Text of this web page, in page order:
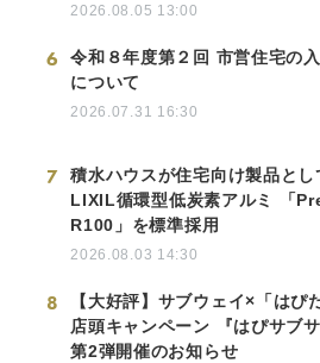
2026.08.05 13:00
6
令和８年度第２回 市営住宅の
について
2026.07.31 16:30
7
積水ハウスが住宅向け製品とし
LIXIL循環型低炭素アルミ 「
R100」を標準採用
2026.08.03 14:30
8
【大好評】サブウェイ×「はぴ
店頭キャンペーン 『はぴサブサ
第2弾開催のお知らせ